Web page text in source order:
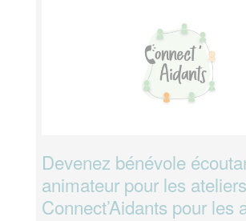
Devenez bénévole
animateur pour les ateliers
Connect’Aidants pour les